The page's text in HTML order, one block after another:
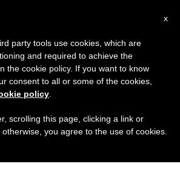
x
party tools use cookies, which are
and required to achieve the
the cookie policy. If you want to know
consent to all or some of the cookies,
policy
scrolling this page, clicking a link or
you agree to the use of cookies.